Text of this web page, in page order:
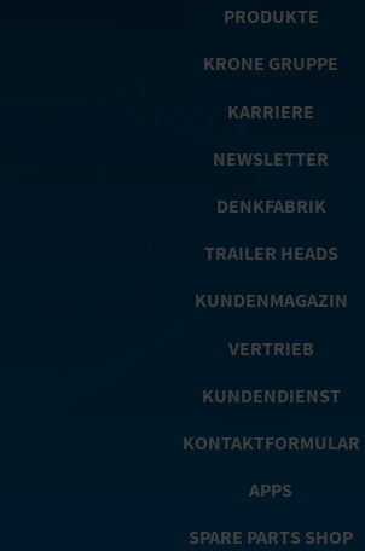
PRODUKTE
KRONE GRUPPE
KARRIERE
NEWSLETTER
DENKFABRIK
TRAILER HEADS
KUNDENMAGAZIN
VERTRIEB
KUNDENDIENST
KONTAKTFORMULAR
APPS
SPARE PARTS SHOP